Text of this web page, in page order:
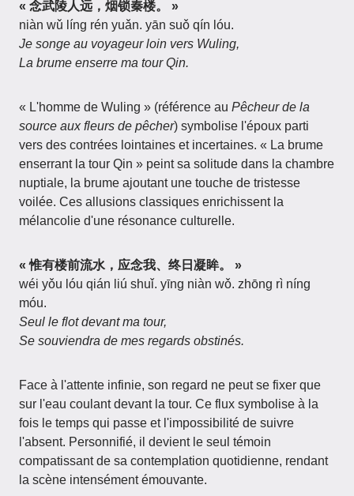
« 念武陵人远，烟锁秦楼。 »
niàn wǔ líng rén yuǎn. yān suǒ qín lóu.
Je songe au voyageur loin vers Wuling,
La brume enserre ma tour Qin.
« L'homme de Wuling » (référence au Pêcheur de la
source aux fleurs de pêcher) symbolise l'époux parti
vers des contrées lointaines et incertaines. « La brume
enserrant la tour Qin » peint sa solitude dans la chambre
nuptiale, la brume ajoutant une touche de tristesse
voilée. Ces allusions classiques enrichissent la
mélancolie d'une résonance culturelle.
« 惟有楼前流水，应念我、终日凝眸。 »
wéi yǒu lóu qián liú shuǐ. yīng niàn wǒ. zhōng rì níng
móu.
Seul le flot devant ma tour,
Se souviendra de mes regards obstinés.
Face à l'attente infinie, son regard ne peut se fixer que
sur l'eau coulant devant la tour. Ce flux symbolise à la
fois le temps qui passe et l'impossibilité de suivre
l'absent. Personnifié, il devient le seul témoin
compatissant de sa contemplation quotidienne, rendant
la scène intensément émouvante.